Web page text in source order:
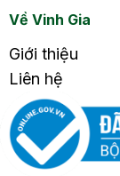
Về Vinh Gia
Giới thiệu
Liên hệ